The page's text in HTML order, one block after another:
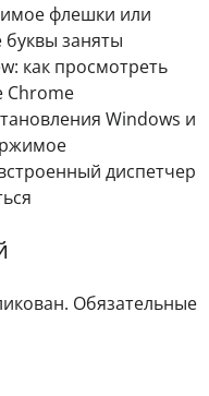
флешки или
буквы заняты
как просмотреть
Chrome
Windows и
диспетчер
Обязательные